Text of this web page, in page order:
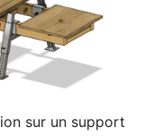
sur un support